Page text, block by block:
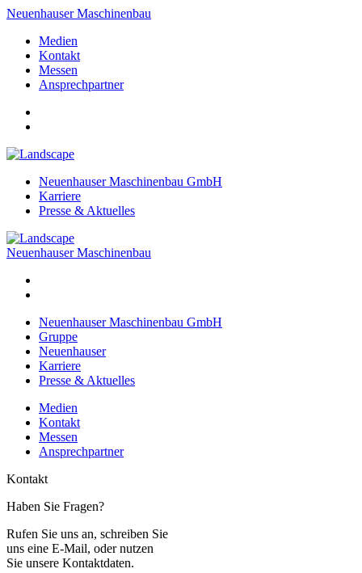
Neuenhauser Maschinenbau
Medien
Kontakt
Messen
Ansprechpartner
Neuenhauser Maschinenbau GmbH
Karriere
Presse & Aktuelles
Neuenhauser Maschinenbau
Neuenhauser Maschinenbau GmbH
Gruppe
Neuenhauser
Karriere
Presse & Aktuelles
Medien
Kontakt
Messen
Ansprechpartner
Kontakt
Haben Sie Fragen?
Rufen Sie uns an, schreiben Sie
uns eine E-Mail, oder nutzen
Sie unsere Kontaktdaten.